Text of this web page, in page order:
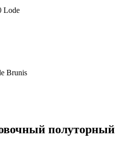
Lode
Brunis
полуторный